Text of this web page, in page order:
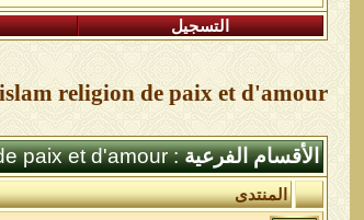
التسجيل
religion de paix et d'amour
الأقسام الفرعية: L'islam religion de paix et d'amour
المنتدى